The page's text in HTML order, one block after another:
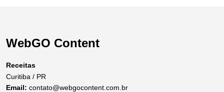
WebGO Content
Receitas
Curitiba / PR
Email: contato@webgocontent.com.br